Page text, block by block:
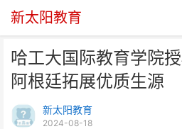
新太阳教育
哈工大国际教育学院
阿根廷拓展优质生源
新太阳教育
2024-08-18